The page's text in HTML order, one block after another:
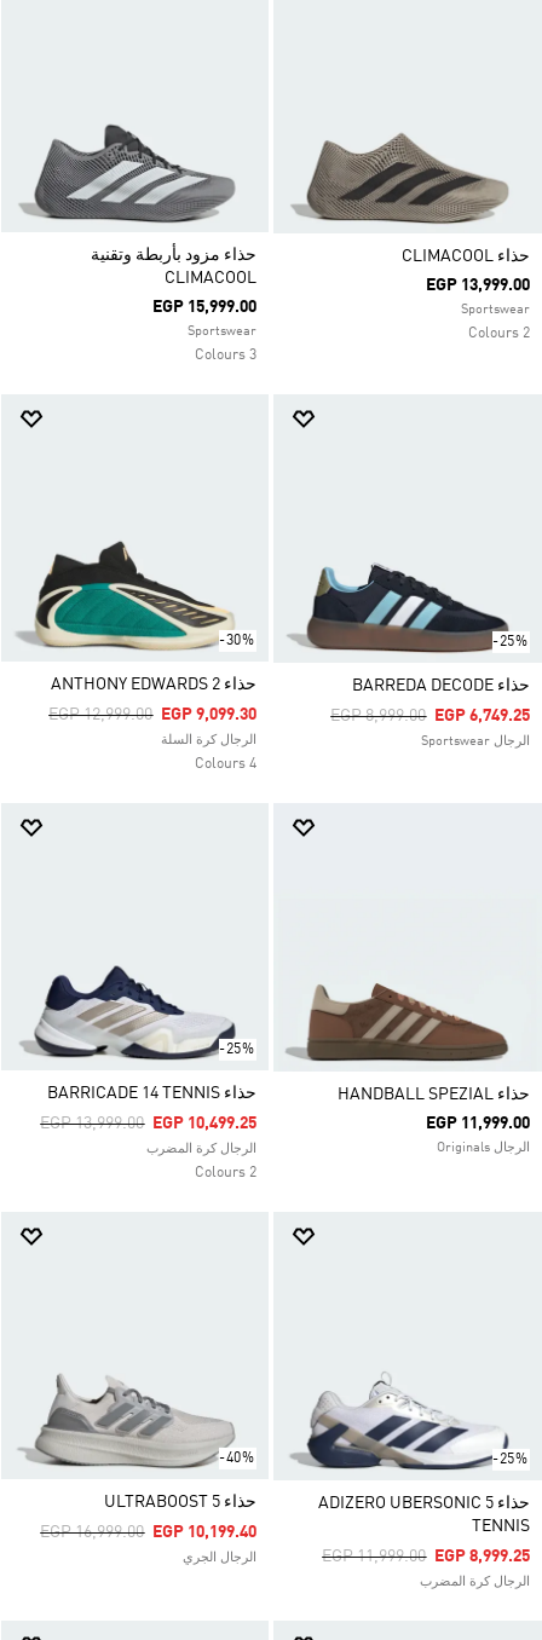
حذاء CLIMACOOL
EGP 13,999.00
Sportswear
2 Colours
حذاء مزود بأربطة وتقنية
CLIMACOOL
EGP 15,999.00
Sportswear
3 Colours
-25%
حذاء BARREDA DECODE
Price Reduced From
EGP 8,999.00ToEGP 6,749.25
الرجال Sportswear
-30%
حذاء ANTHONY EDWARDS 2
Price Reduced From
EGP 12,999.00ToEGP 9,099.30
الرجال كرة السلة
4 Colours
حذاء HANDBALL SPEZIAL
EGP 11,999.00
الرجال Originals
-25%
حذاء BARRICADE 14 TENNIS
Price Reduced From
EGP 13,999.00ToEGP 10,499.25
الرجال كرة المضرب
2 Colours
-25%
حذاء ADIZERO UBERSONIC 5
TENNIS
Price Reduced From
EGP 11,999.00ToEGP 8,999.25
الرجال كرة المضرب
-40%
حذاء ULTRABOOST 5
Price Reduced From
EGP 16,999.00ToEGP 10,199.40
الرجال الجري